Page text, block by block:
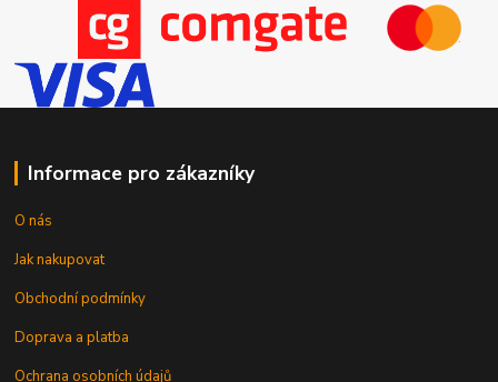
Informace pro zákazníky
O nás
Jak nakupovat
Obchodní podmínky
Doprava a platba
Ochrana osobních údajů